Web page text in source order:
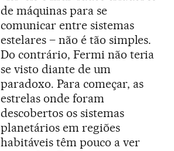
de máquinas para se
comunicar entre sistemas
estelares – não é tão simples.
Do contrário, Fermi não teria
se visto diante de um
paradoxo. Para começar, as
estrelas onde foram
descobertos os sistemas
planetários em regiões
habitáveis têm pouco a ver